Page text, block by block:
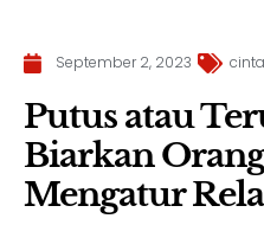
September 2, 2023 cinta
Putus atau
Biarkan
Mengatur